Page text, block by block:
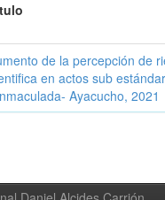
de la percepción de
en actos sub
Ayacucho, 2021